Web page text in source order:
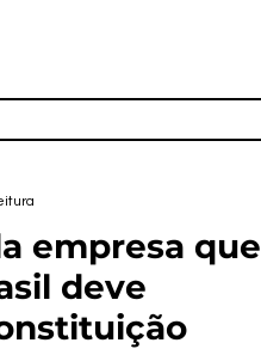
empresa que
deve